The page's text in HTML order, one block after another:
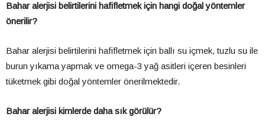
Bahar alerjisi belirtilerini hafifletmek için hangi doğal yöntemler
önerilir?
Bahar alerjisi belirtilerini hafifletmek için ballı su içmek, tuzlu su ile
burun yıkama yapmak ve omega-3 yağ asitleri içeren besinleri
tüketmek gibi doğal yöntemler önerilmektedir.
Bahar alerjisi kimlerde daha sık görülür?